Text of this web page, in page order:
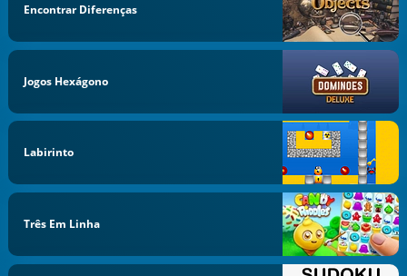
Encontrar Diferenças
Jogos Hexágono
Labirinto
Três Em Linha